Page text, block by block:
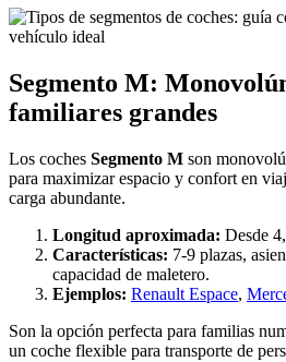
Segmento M:
familiares grandes
Los coches Segmento M son
para maximizar espacio y confort en
carga abundante.
Longitud aproximada: Desde
Características: 7-9 plazas,
capacidad de maletero.
Ejemplos: Renault Espace,
Son la opción perfecta para familias
un coche flexible para transporte de